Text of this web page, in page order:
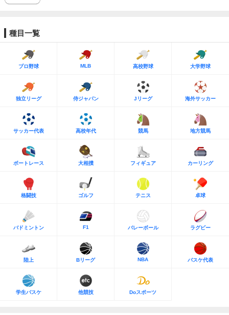
種目一覧
プロ野球 MLB 高校野球 大学野球
独立リーグ 侍ジャパン Jリーグ 海外サッカー
サッカー代表 高校年代 競馬 地方競馬
ボートレース 大相撲 フィギュア カーリング
格闘技 ゴルフ テニス 卓球
バドミントン F1 バレーボール ラグビー
陸上 Bリーグ NBA バスケ代表
学生バスケ 他競技 Doスポーツ